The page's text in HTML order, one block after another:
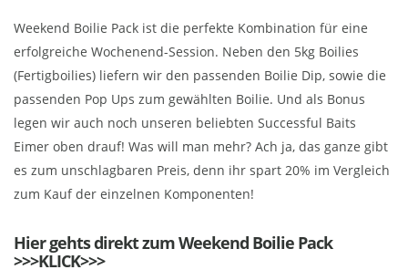
Weekend Boilie Pack ist die perfekte Kombination für eine
erfolgreiche Wochenend-Session. Neben den 5kg Boilies
(Fertigboilies) liefern wir den passenden Boilie Dip, sowie die
passenden Pop Ups zum gewählten Boilie. Und als Bonus
legen wir auch noch unseren beliebten Successful Baits
Eimer oben drauf! Was will man mehr? Ach ja, das ganze gibt
es zum unschlagbaren Preis, denn ihr spart 20% im Vergleich
zum Kauf der einzelnen Komponenten!
Hier gehts direkt zum Weekend Boilie Pack
>>>KLICK>>>